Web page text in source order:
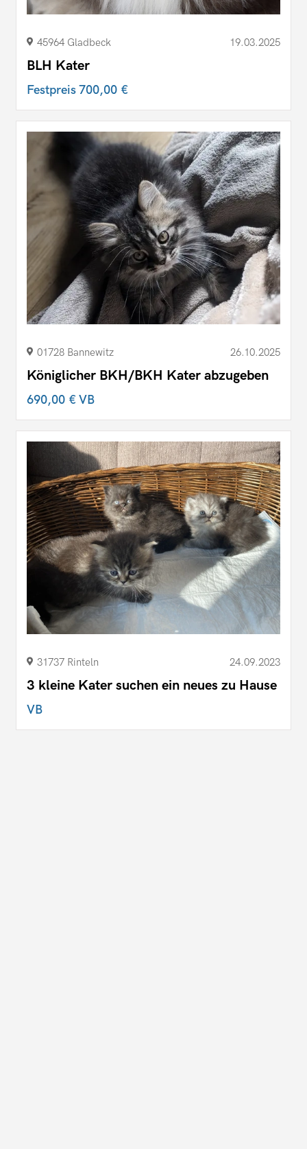
45964 Gladbeck 19.03.2025
BLH Kater
Festpreis700,00 €
01728 Bannewitz 26.10.2025
Königlicher BKH/BKH Kater abzugeben
690,00 €VB
31737 Rinteln 24.09.2023
3 kleine Kater suchen ein neues zu Hause
VB